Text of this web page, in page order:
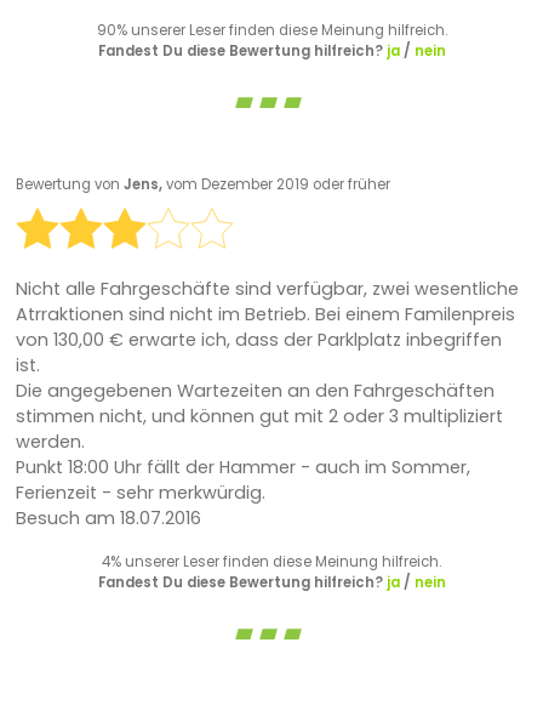
90% unserer Leser finden diese Meinung hilfreich.
Fandest Du diese Bewertung hilfreich? ja/ nein
Bewertung von Jens,vom Dezember 2019 oder früher
Nicht alle Fahrgeschäfte sind verfügbar, zwei wesentliche
Atrraktionen sind nicht im Betrieb. Bei einem Familenpreis
von 130,00 € erwarte ich, dass der Parklplatz inbegriffen
ist.
Die angegebenen Wartezeiten an den Fahrgeschäften
stimmen nicht, und können gut mit 2 oder 3 multipliziert
werden.
Punkt 18:00 Uhr fällt der Hammer - auch im Sommer,
Ferienzeit - sehr merkwürdig.
Besuch am 18.07.2016
4% unserer Leser finden diese Meinung hilfreich.
Fandest Du diese Bewertung hilfreich? ja/ nein